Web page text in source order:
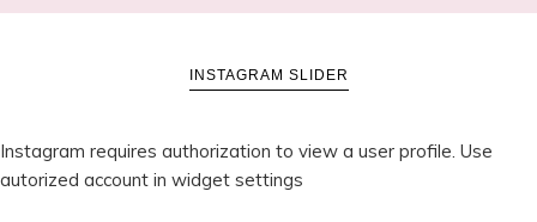
INSTAGRAM SLIDER
Instagram requires authorization to view a user profile. Use
autorized account in widget settings